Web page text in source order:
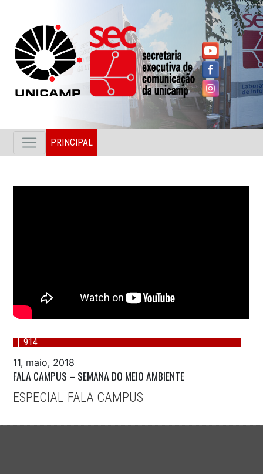
PRINCIPAL
914
11, maio, 2018
FALA CAMPUS – SEMANA DO MEIO AMBIENTE
ESPECIAL FALA CAMPUS